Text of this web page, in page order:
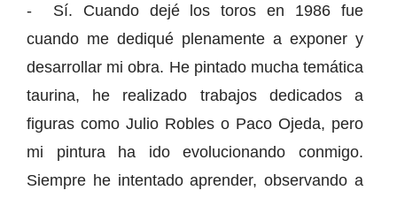
- Sí. Cuando dejé los toros en 1986 fue
cuando me dediqué plenamente a exponer y
desarrollar mi obra. He pintado mucha temática
taurina, he realizado trabajos dedicados a
figuras como Julio Robles o Paco Ojeda, pero
mi pintura ha ido evolucionando conmigo.
Siempre he intentado aprender, observando a